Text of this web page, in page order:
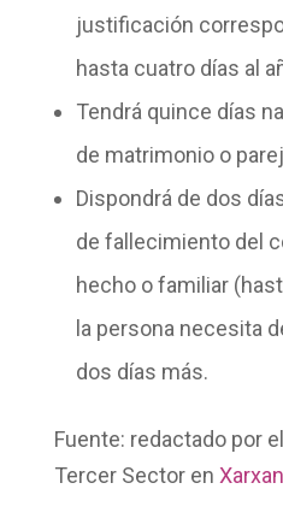
justificación
hasta cuatro días al
Tendrá quince días
de matrimonioo
Dispondrá de dos
de fallecimiento del
hecho o familiar
la persona necesita
dos días más.
Fuente: redactado por
Tercer Sectoren